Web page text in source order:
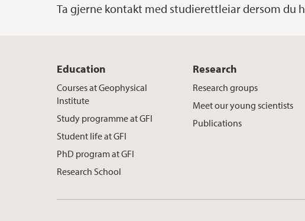
Ta gjerne kontakt med studierettleiar dersom du
Education
Courses at Geophysical
Institute
Study programme at GFI
Student life at GFI
PhD program at GFI
Research School
Research
Research groups
Meet our young scientists
Publications